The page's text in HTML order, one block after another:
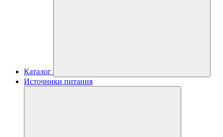
Каталог
Источники питания